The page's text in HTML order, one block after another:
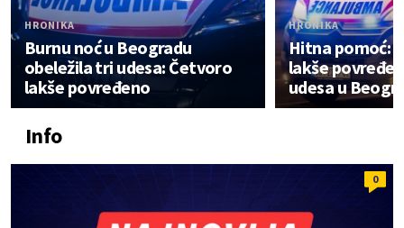
HRONIKA
Burnu noć u Beogradu
obeležila tri udesa: Četvoro
lakše povređeno
HRONIKA
Hitna pomoć:
lakše
udesa u
Info
0